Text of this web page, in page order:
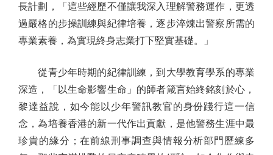
長計劃，「這些經歷不僅讓我深入理解警務運作，更透
過嚴格的步操訓練與紀律培養，逐步淬煉出警察所需的
專業素養，為實現終身志業打下堅實基礎。」
從青少年時期的紀律訓練，到大學教育學系的專業
深造，「以生命影響生命」的師者箴言始終銘刻於心，
黎達益說，如今能以少年警訊教官的身份踐行這一信
念，為培養香港的新一代作出貢獻，是他警務生涯中最
珍貴的緣分；在前線刑事調查與情報分析部門歷練多